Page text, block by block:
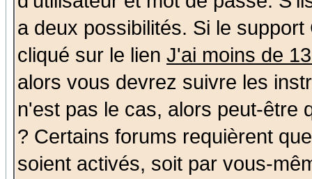
a deux possibilités. Si le
cliqué sur le lien J'ai moins de
alors vous devrez suivre les
n'est pas le cas, alors peut-être
? Certains forums requièrent
soient activés, soit par vous-